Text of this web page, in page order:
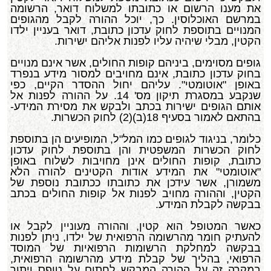
את מענו הרשום או כתובתו למשלוח דואר, הרשומה
במרשם האוכלוסין. כך, יוכל ההורה לקבל מהגופים
המנויים בתוספת לחוק עדכון כתובת, דואר בעניין ילדו
הקטין, מבלי שיהיה עליו לפנות אליהם ישירות.
גופים מסוימים, ביניהם קופות החולים, אשר אינם מנויים
בחוק עדכון כתובת, אינם מחויבים למסור מידע בנפרד
באופן "אוטומטי". עליהם יחול ההסדר הקיים, כפי
שנקבע במסגרת תיקון מס' 14. על ההורה לפנות אל
אותם הגופים ישירות בכתב ולבקש את מסירת המידע-
בהתאם לאמור בסעיף 18(ב)(2) לחוק הכשרות.
כלומר, בניגוד לגופים כמו המל"ל, המופיעים הן בתוספת
לחוק הכשרות המשפטית והן בתוספת לחוק עדכון
כתובת, קופות החולים אינן מחויבות לשלוח באופן
"אוטומטי" את המידע אודות הקטינים להורה הלא
משמורן, אשר עידכן את כתובתו ככתובת נוספת של
הקטין, וההורה מחויב לפנות אל קופות החולים בכתב
בבקשה לקבלת המידע.
כאשר המטופל הוא קטין, וההורה מעוניין לקבל או
להעתיק חומר מהרשומה הרפואית של ילדו, ניתן לפנות
בבקשה למחלקת הרשומות הרפואיות של המוסד
הרפואי, בהליך של קבלת מידע מהרשומה הרפואית,